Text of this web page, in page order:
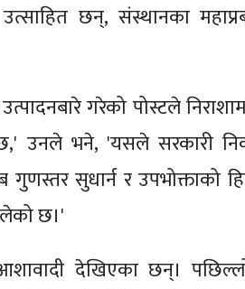
छन्, संस्थानका
उत्पादनबारे गरेको पोस्टले
उनले भने, 'यसले सरकारी
गुणस्तर सुधार्न र उपभोक्ताको
छ।'
देखिएका छन्।